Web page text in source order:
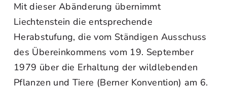
Mit dieser Abänderung übernimmt
Liechtenstein die entsprechende
Herabstufung, die vom Ständigen Ausschuss
des Übereinkommens vom 19. September
1979 über die Erhaltung der wildlebenden
Pflanzen und Tiere (Berner Konvention) am 6.